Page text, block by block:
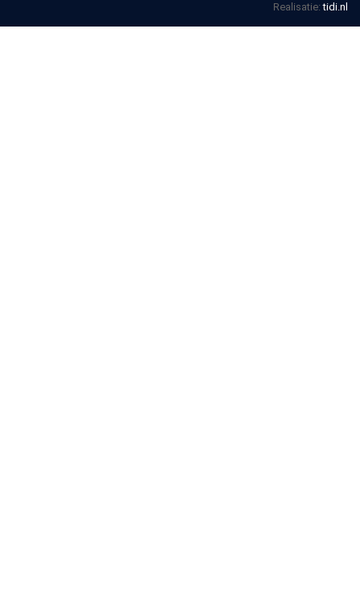
Realisatie:tidi.nl